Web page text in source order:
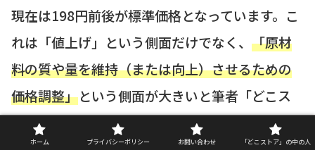
現在は198円前後が標準価格となっています。こ
れは「値上げ」という側面だけでなく、 「原材
料の質や量を維持（または向上）させるための
価格調整」という側面が大きいと筆者「どこス
トア」は分析しています。
ホーム プライバシーポリシー お問い合わせ 「どこストア」の中の人